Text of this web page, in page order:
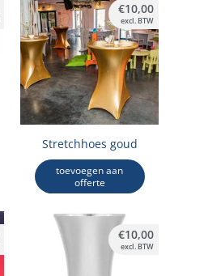
Stretchhoes goud
toevoegen aan
offerte
€10,00
excl. BTW
€10,00
excl. BTW